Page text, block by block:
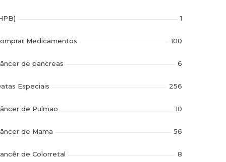
1
Medicamentos 100
de pancreas 6
Especiais 256
de Pulmao 10
de Mama 56
de Colorretal 8